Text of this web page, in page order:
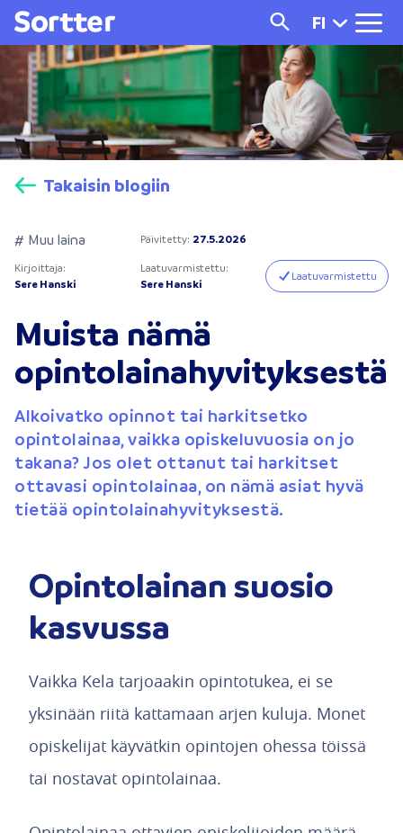
FI
Takaisin blogiin
# Muu laina Päivitetty: 27.5.2026
Kirjoittaja:
Sere Hanski
Laatuvarmistettu:
Sere Hanski
Laatuvarmistettu
Muista nämä
opintolainahyvityksestä
Alkoivatko opinnot tai harkitsetko
opintolainaa, vaikka opiskeluvuosia on jo
takana? Jos olet ottanut tai harkitset
ottavasi opintolainaa, on nämä asiat hyvä
tietää opintolainahyvityksestä.
Opintolainan suosio
kasvussa
Vaikka Kela tarjoaakin opintotukea, ei se
yksinään riitä kattamaan arjen kuluja. Monet
opiskelijat käyvätkin opintojen ohessa töissä
tai nostavat opintolainaa.